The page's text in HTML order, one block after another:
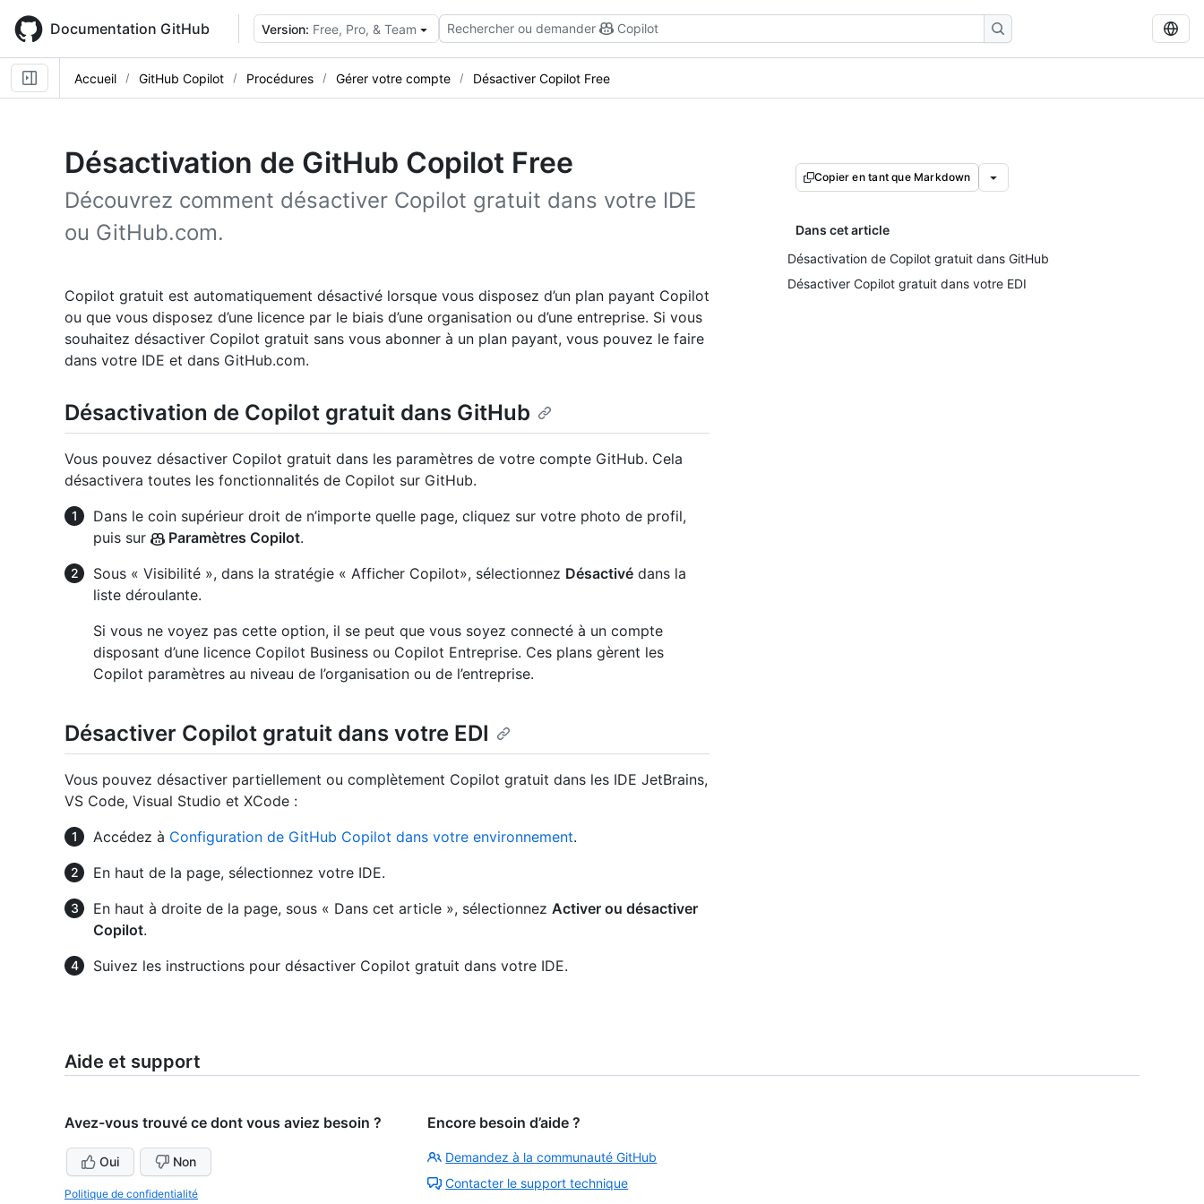
main
content
Documentation GitHub Version: Free, Pro, & Team Rechercher ou demander Copilot
Accueil GitHub Copilot Procédures Gérer votre compte Désactiver Copilot Free
Désactivation de GitHub Copilot Free
Découvrez comment désactiver Copilot gratuit dans votre IDE
ou GitHub.com.
Copier en tant que Markdown
Dans cet article
Désactivation de Copilot gratuit dans GitHub
Désactiver Copilot gratuit dans votre EDI
Copilot gratuit est automatiquement désactivé lorsque vous disposez d’un plan payant Copilot
ou que vous disposez d’une licence par le biais d’une organisation ou d’une entreprise. Si vous
souhaitez désactiver Copilot gratuit sans vous abonner à un plan payant, vous pouvez le faire
dans votre IDE et dans GitHub.com.
Désactivation de Copilot gratuit dans GitHub
Vous pouvez désactiver Copilot gratuit dans les paramètres de votre compte GitHub. Cela
désactivera toutes les fonctionnalités de Copilot sur GitHub.
Dans le coin supérieur droit de n’importe quelle page, cliquez sur votre photo de profil,
puis sur
Paramètres Copilot.
Sous « Visibilité », dans la stratégie « Afficher Copilot», sélectionnez Désactivé dans la
liste déroulante.
Si vous ne voyez pas cette option, il se peut que vous soyez connecté à un compte
disposant d’une licence Copilot Business ou Copilot Entreprise. Ces plans gèrent les
Copilot paramètres au niveau de l’organisation ou de l’entreprise.
Désactiver Copilot gratuit dans votre EDI
Vous pouvez désactiver partiellement ou complètement Copilot gratuit dans les IDE JetBrains,
VS Code, Visual Studio et XCode :
Accédez à Configuration de GitHub Copilot dans votre environnement.
En haut de la page, sélectionnez votre IDE.
En haut à droite de la page, sous « Dans cet article », sélectionnez Activer ou désactiver
Copilot.
Suivez les instructions pour désactiver Copilot gratuit dans votre IDE.
Aide et support
Avez-vous trouvé ce dont vous aviez besoin ?
Oui Non
Politique de confidentialité
Encore besoin d’aide ?
Demandez à la communauté GitHub
Contacter le support technique